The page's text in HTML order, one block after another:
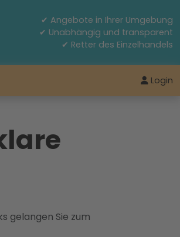
✔ Angebote in Ihrer Umgebung
✔ Unabhängig und transparent
✔ Retter des Einzelhandels
Login
gelangen Sie zum